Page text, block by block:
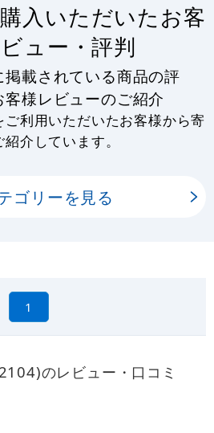
入いただいたお客
ュー・評判
載されている商品の評
様レビューのご紹介
利用いただいたお客様から寄
介しています。
ゴリーを見る
1
のレビュー・口コミ